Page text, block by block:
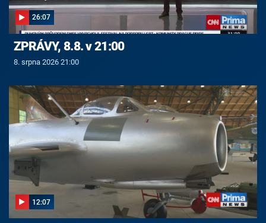
26:07
ZPRÁVY, 8.8. v 21:00
8. srpna 2026 21:00
12:07